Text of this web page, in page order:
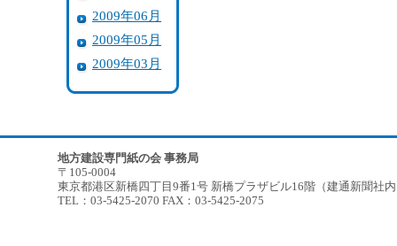
2009年06月
2009年05月
2009年03月
地方建設専門紙の会 事務局
〒105-0004
東京都港区新橋四丁目9番1号 新橋プラザビル16階（建通新聞社
TEL：03-5425-2070 FAX：03-5425-2075